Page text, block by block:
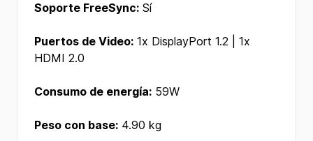
Soporte FreeSync: Sí
Puertos de Video: 1x DisplayPort 1.2 | 1x
HDMI 2.0
Consumo de energía: 59W
Peso con base: 4.90 kg